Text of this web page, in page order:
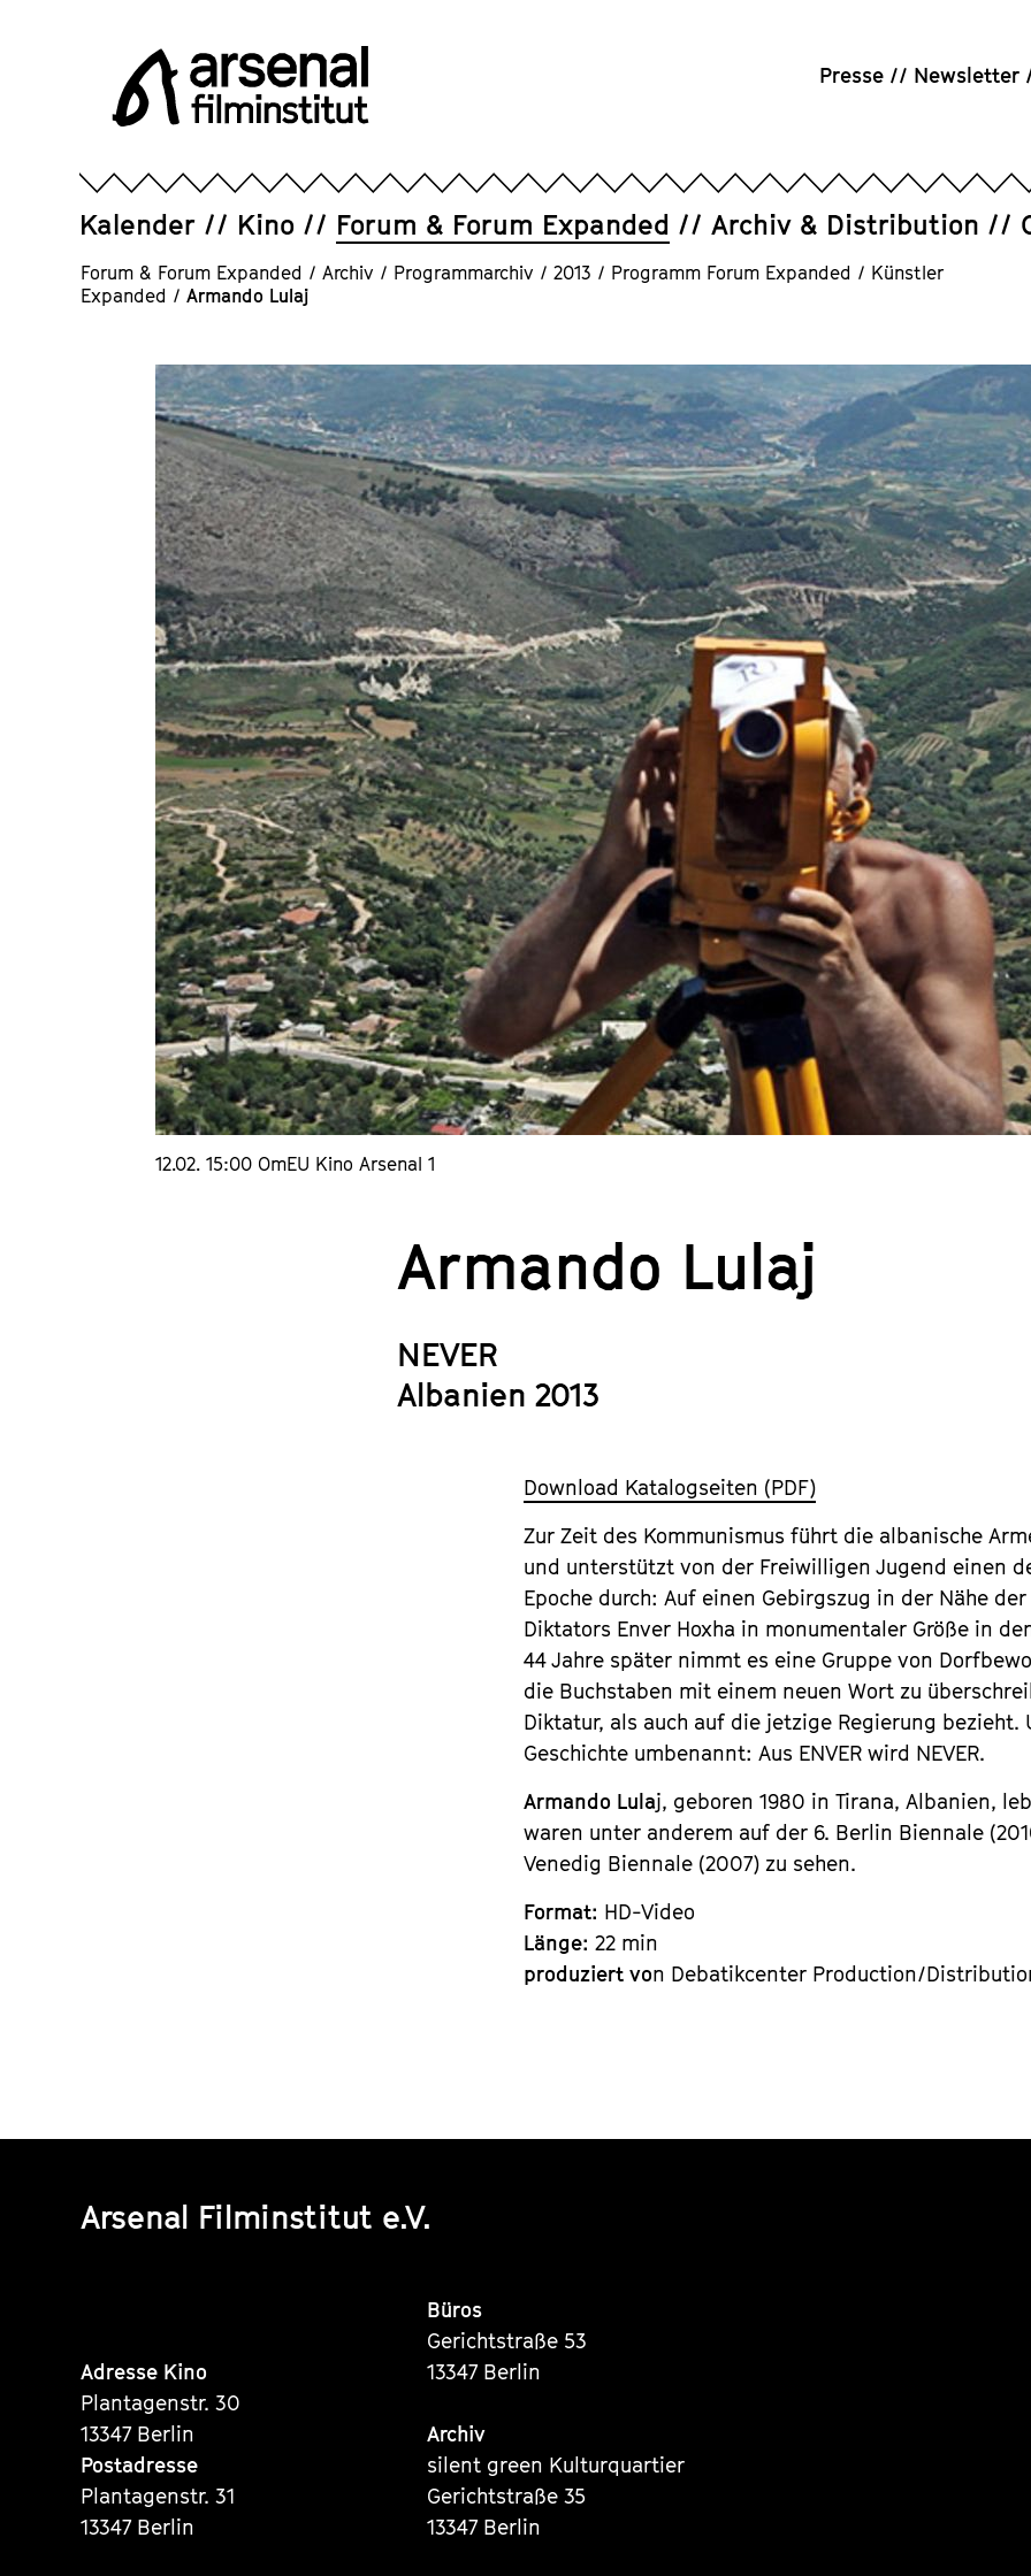
Filminstitut
Presse Newsletter
Kalender Kino Forum & Forum Expanded Archiv & Distribution
Forum & Forum Expanded / Archiv / Programmarchiv / 2013 / Programm Forum Expanded / Künstler
Expanded / Armando Lulaj
12.02. 15:00 OmEU Kino Arsenal 1
Armando Lulaj
NEVER
Albanien 2013
Download Katalogseiten (PDF)
Zur Zeit des Kommunismus führt die albanische
und unterstützt von der Freiwilligen Jugend einen
Epoche durch: Auf einen Gebirgszug in der Nähe
Diktators Enver Hoxha in monumentaler Größe in
44 Jahre später nimmt es eine Gruppe von
die Buchstaben mit einem neuen Wort zu
Diktatur, als auch auf die jetzige Regierung
Geschichte umbenannt: Aus ENVER wird NEVER.
Armando Lulaj, geboren 1980 in Tirana, Albanien,
waren unter anderem auf der 6. Berlin Biennale
Venedig Biennale (2007) zu sehen.
Format: HD-Video
Länge: 22 min
produziert von Debatikcenter Production/
Arsenal Filminstitut e.V.
Adresse Kino
Plantagenstr. 30
13347 Berlin
Postadresse
Plantagenstr. 31
13347 Berlin
Büros
Gerichtstraße 53
13347 Berlin
Archiv
silent green Kulturquartier
Gerichtstraße 35
13347 Berlin